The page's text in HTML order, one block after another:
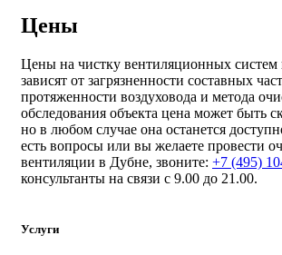
Цены
Цены на чистку вентиляционных систем
зависят от загрязненности составных
протяженности воздуховода и метода
обследования объекта цена может быть
но в любом случае она останется
есть вопросы или вы желаете провести
вентиляции в Дубне, звоните: +7 (495)
консультанты на связи с 9.00 до 21.00.
Услуги